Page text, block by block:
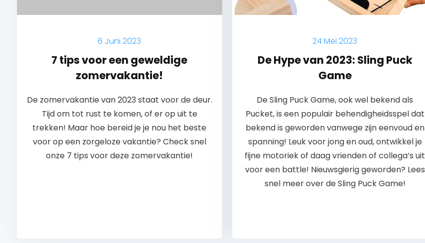
6 Juni 2023
7 tips voor een geweldige
zomervakantie!
De zomervakantie van 2023 staat voor de deur.
Tijd om tot rust te komen, of er op uit te
trekken! Maar hoe bereid je je nou het beste
voor op een zorgeloze vakantie? Check snel
onze 7 tips voor deze zomervakantie!
24 Mei 2023
De Hype van 2023: Sling Puck
Game
De Sling Puck Game, ook wel bekend als
Pucket, is een populair behendigheidsspel dat
bekend is geworden vanwege zijn eenvoud en
spanning! Leuk voor jong en oud, ontwikkel je
fijne motoriek of daag vrienden of collega’s uit
voor een battle! Nieuwsgierig geworden? Lees
snel meer over de Sling Puck Game!